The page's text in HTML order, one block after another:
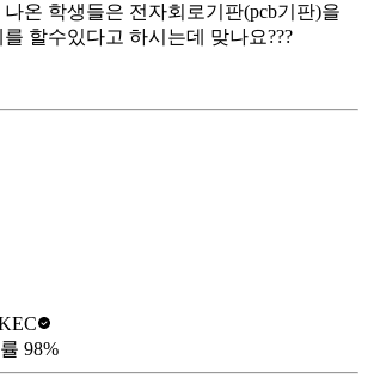
온 학생들은 전자회로기판(pcb기판)을
할수있다고 하시는데 맞나요???
98%